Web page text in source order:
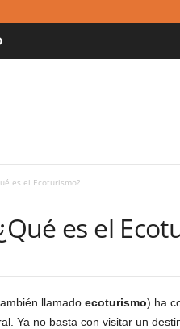
es el Ecoturismo?
es el
llamado ecoturismo) ha
Ya no basta con visitar un